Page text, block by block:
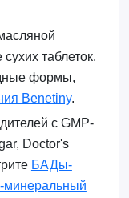
таблеток.
формы,
Benetiny.
с GMP-
Doctor's
БАДы-
минеральный